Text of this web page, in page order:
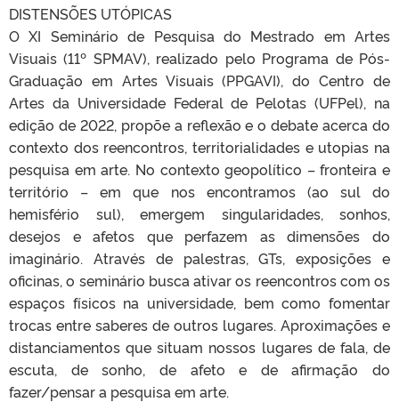
DISTENSÕES UTÓPICAS
O XI Seminário de Pesquisa do Mestrado em Artes
Visuais (11º SPMAV), realizado pelo Programa de Pós-
Graduação em Artes Visuais (PPGAVI), do Centro de
Artes da Universidade Federal de Pelotas (UFPel), na
edição de 2022, propõe a reflexão e o debate acerca do
contexto dos reencontros, territorialidades e utopias na
pesquisa em arte. No contexto geopolítico – fronteira e
território – em que nos encontramos (ao sul do
hemisfério sul), emergem singularidades, sonhos,
desejos e afetos que perfazem as dimensões do
imaginário. Através de palestras, GTs, exposições e
oficinas, o seminário busca ativar os reencontros com os
espaços físicos na universidade, bem como fomentar
trocas entre saberes de outros lugares. Aproximações e
distanciamentos que situam nossos lugares de fala, de
escuta, de sonho, de afeto e de afirmação do
fazer/pensar a pesquisa em arte.